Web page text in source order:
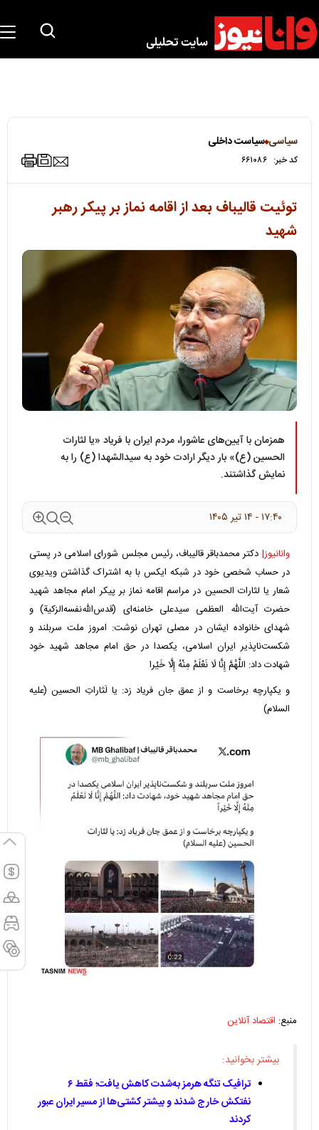
سیاسی سیاست داخلی
کد خبر: ۶۶۱۰۸۶
توئیت قالیباف بعد از اقامه نماز بر پیکر رهبر
شهید
همزمان با آیین‌های عاشورا، مردم ایران با فریاد «یا لثارات
الحسین (ع)» بار دیگر ارادت خود به سیدالشهدا (ع) را به
نمایش گذاشتند.
۱۷:۴۰ - ۱۴ تير ۱۴۰۵
وانانیوز| دکتر محمدباقر قالیباف، رئیس مجلس شورای اسلامی در پستی
در حساب شخصی خود در شبکه ایکس با به اشتراک گذاشتن ویدیوی
شعار یا لثارات الحسین در مراسم اقامه نماز بر پیکر امام مجاهد شهید
حضرت آیت‌الله العظمی سیدعلی خامنه‌ای (قدس‌الله‌نفسه‌الزکیة) و
شهدای خانواده ایشان در مصلی تهران نوشت: امروز ملت سربلند و
شکست‌ناپذیر ایران اسلامی، یکصدا در حق امام مجاهد شهید خود
شهادت داد: اللَّهُمَّ إِنَّا لَا نَعْلَمُ مِنْهُ إِلَّا خَیْرا
و یکپارچه برخاست و از عمق جان فریاد زد: یا لَثاراتِ الحسین (علیه
السلام)
منبع: اقتصاد آنلاین
بیشتر بخوانید:
ترافیک تنگه هرمز به‌شدت کاهش یافت؛ فقط ۶
نفتکش خارج شدند و بیشتر کشتی‌ها از مسیر ایران عبور
کردند